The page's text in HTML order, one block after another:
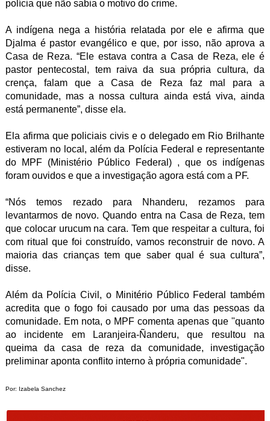
polícia que não sabia o motivo do crime.
A indígena nega a história relatada por ele e afirma que
Djalma é pastor evangélico e que, por isso, não aprova a
Casa de Reza. “Ele estava contra a Casa de Reza, ele é
pastor pentecostal, tem raiva da sua própria cultura, da
crença, falam que a Casa de Reza faz mal para a
comunidade, mas a nossa cultura ainda está viva, ainda
está permanente”, disse ela.
Ela afirma que policiais civis e o delegado em Rio Brilhante
estiveram no local, além da Polícia Federal e representante
do MPF (Ministério Público Federal) , que os indígenas
foram ouvidos e que a investigação agora está com a PF.
“Nós temos rezado para Nhanderu, rezamos para
levantarmos de novo. Quando entra na Casa de Reza, tem
que colocar urucum na cara. Tem que respeitar a cultura, foi
com ritual que foi construído, vamos reconstruir de novo. A
maioria das crianças tem que saber qual é sua cultura”,
disse.
Além da Polícia Civil, o Minitério Público Federal também
acredita que o fogo foi causado por uma das pessoas da
comunidade. Em nota, o MPF comenta apenas que "quanto
ao incidente em Laranjeira-Ñanderu, que resultou na
queima da casa de reza da comunidade, investigação
preliminar aponta conflito interno à própria comunidade".
Por: Izabela Sanchez